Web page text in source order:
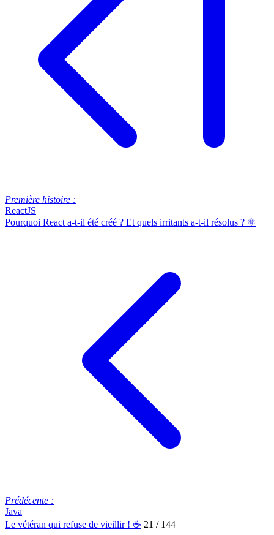
Première histoire :
ReactJS
Pourquoi React a-t-il été créé ? Et quels irritants a-t-il résolus ? ⚛️
Prédécente :
Java
Le vétéran qui refuse de vieillir ! ☕ 21 / 144